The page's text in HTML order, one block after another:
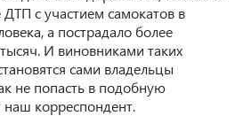
ДТП с участием самокатов в
а пострадало более
И виновниками таких
сами владельцы
не попасть в подобную
наш корреспондент.